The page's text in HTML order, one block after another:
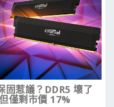
固惹議？DDR5 壞了
僅剩市價 17%